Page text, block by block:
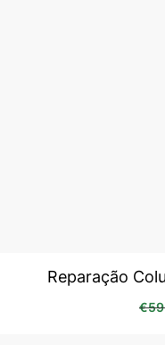
Reparação
€